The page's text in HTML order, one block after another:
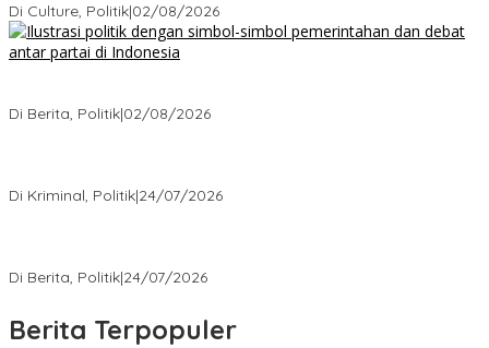
Di Culture, Politik|02/08/2026
Di Berita, Politik|02/08/2026
Di Kriminal, Politik|24/07/2026
Di Berita, Politik|24/07/2026
Berita Terpopuler